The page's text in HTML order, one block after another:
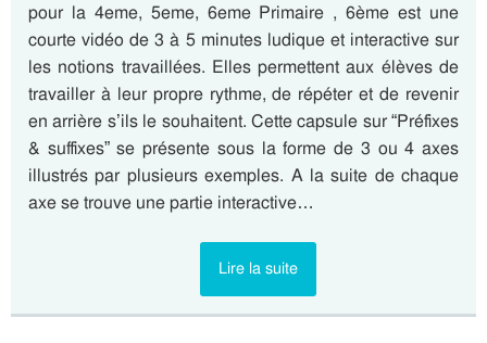
pour la 4eme, 5eme, 6eme Primaire , 6ème est une
courte vidéo de 3 à 5 minutes ludique et interactive sur
les notions travaillées. Elles permettent aux élèves de
travailler à leur propre rythme, de répéter et de revenir
en arrière s’ils le souhaitent. Cette capsule sur “Préfixes
& suffixes” se présente sous la forme de 3 ou 4 axes
illustrés par plusieurs exemples. A la suite de chaque
axe se trouve une partie interactive…
Lire la suite